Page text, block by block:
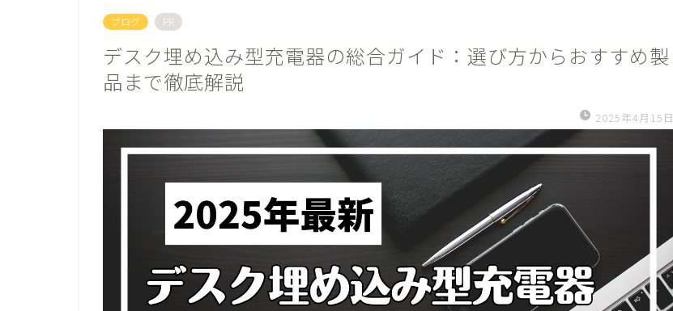
ブログ PR
デスク埋め込み型充電器の総合ガイド：選び方からおすすめ製
品まで徹底解説
2025年4月15日